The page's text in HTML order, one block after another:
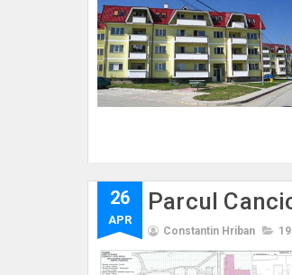
26
APR
Parcul
Constantin Hriban